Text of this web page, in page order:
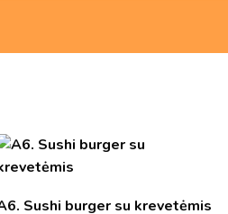
Sushi burger su krevetėmis